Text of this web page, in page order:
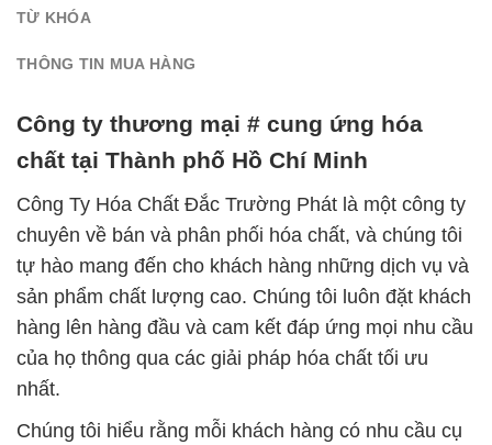
TỪ KHÓA
THÔNG TIN MUA HÀNG
Công ty thương mại # cung ứng hóa
chất tại Thành phố Hồ Chí Minh
Công Ty Hóa Chất Đắc Trường Phát là một công ty
chuyên về bán và phân phối hóa chất, và chúng tôi
tự hào mang đến cho khách hàng những dịch vụ và
sản phẩm chất lượng cao. Chúng tôi luôn đặt khách
hàng lên hàng đầu và cam kết đáp ứng mọi nhu cầu
của họ thông qua các giải pháp hóa chất tối ưu
nhất.
Chúng tôi hiểu rằng mỗi khách hàng có nhu cầu cụ